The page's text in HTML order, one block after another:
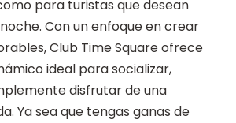
para turistas que desean
Con un enfoque en crear
Club Time Square ofrece
ideal para socializar,
disfrutar de una
Ya sea que tengas ganas de